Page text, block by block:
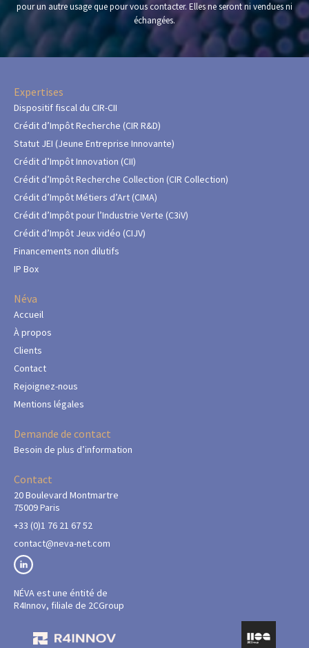
pour un autre usage que pour vous contacter. Elles ne seront ni vendues ni
échangées.
Expertises
Dispositif fiscal du CIR-CII
Crédit d’Impôt Recherche (CIR R&D)
Statut JEI (Jeune Entreprise Innovante)
Crédit d’Impôt Innovation (CII)
Crédit d’Impôt Recherche Collection (CIR Collection)
Crédit d’Impôt Métiers d’Art (CIMA)
Crédit d’Impôt pour l’Industrie Verte (C3iV)
Crédit d’Impôt Jeux vidéo (CIJV)
Financements non dilutifs
IP Box
Néva
Accueil
À propos
Clients
Contact
Rejoignez-nous
Mentions légales
Demande de contact
Besoin de plus d’information
Contact
20 Boulevard Montmartre
75009 Paris
+33 (0)1 76 21 67 52
contact@neva-net.com
NÉVA est une éntité de
R4Innov, filiale de 2CGroup